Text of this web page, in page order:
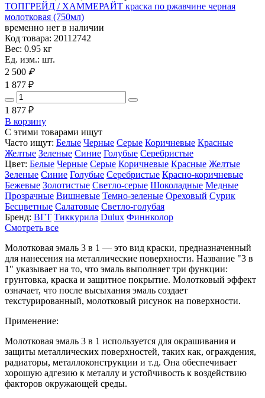
ТОПГРЕЙД / ХАММЕРАЙТ краска по ржавчине черная
молотковая (750мл)
временно нет в наличии
Код товара: 20112742
Вес: 0.95 кг
Ед. изм.: шт.
2 500 ₽
1 877 ₽
1 877 ₽
В корзину
С этими товарами ищут
Часто ищут: Белые Черные Серые Коричневые Красные
Желтые Зеленые Синие Голубые Серебристые
Цвет: Белые Черные Серые Коричневые Красные Желтые
Зеленые Синие Голубые Серебристые Красно-коричневые
Бежевые Золотистые Светло-серые Шоколадные Медные
Прозрачные Вишневые Темно-зеленые Ореховый Сурик
Бесцветные Салатовые Светло-голубая
Бренд: ВГТ Тиккурила Dulux Финнколор
Смотреть все
Молотковая эмаль 3 в 1 — это вид краски, предназначенный
для нанесения на металлические поверхности. Название "3 в
1" указывает на то, что эмаль выполняет три функции:
грунтовка, краска и защитное покрытие. Молотковый эффект
означает, что после высыхания эмаль создает
текстурированный, молотковый рисунок на поверхности.
Применение:
Молотковая эмаль 3 в 1 используется для окрашивания и
защиты металлических поверхностей, таких как, ограждения,
радиаторы, металлоконструкции и т.д. Она обеспечивает
хорошую адгезию к металлу и устойчивость к воздействию
факторов окружающей среды.